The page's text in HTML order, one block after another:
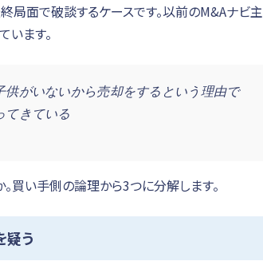
局面で破談するケースです。以前のM&Aナビ主
います。
がいないから売却をするという理由で
てきている
い手側の論理から3つに分解します。
疑う